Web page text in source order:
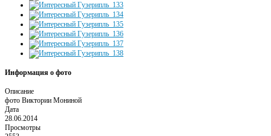
Информация о фото
Описание
фото Виктории Мониной
Дата
28.06.2014
Просмотры